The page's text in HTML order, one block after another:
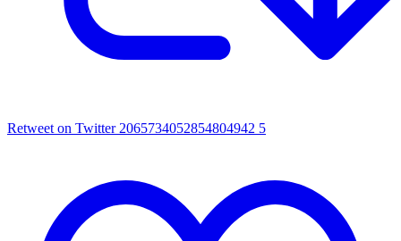
Retweet on Twitter 2065734052854804942 5